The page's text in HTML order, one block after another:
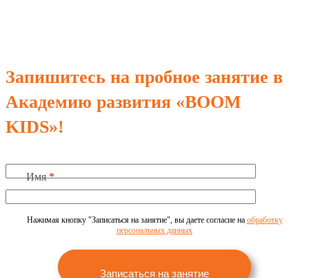
Запишитесь на пробное занятие в
Академию развития «BOOM
KIDS»!
Имя*
Нажимая кнопку "Записаться на занятие", вы даете согласие на обработку
персональных данных